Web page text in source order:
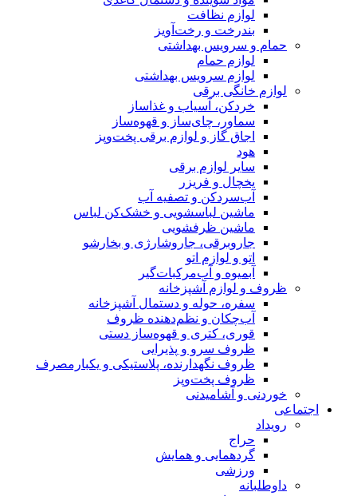
لوازم نظافت
بندرخت و رخت‌آویز
حمام و سرویس بهداشتی
لوازم حمام
لوازم سرویس بهداشتی
لوازم خانگی برقی
خردکن، آسیاب و غذاساز
سماور، چای‌ساز و قهوه‌ساز
اجاق گاز و لوازم برقی پخت‌وپز
هود
سایر لوازم برقی
یخچال و فریزر
آب‌سردکن و تصفیه آب
ماشین لباسشویی و خشک‌کن لباس
ماشین ظرفشویی
جاروبرقی، جاروشارژی و بخارشو
اتو و لوازم اتو
آبمیوه و آب‌مرکبات‌گیر
ظروف و لوازم آشپزخانه
سفره، حوله و دستمال آشپزخانه
آب‌چکان و نظم‌دهنده ظروف
قوری، کتری و قهوه‌ساز دستی
ظروف سرو و پذیرایی
ظروف نگهدارنده، پلاستیکی و یکبارمصرف
ظروف پخت‌وپز
خوردنی و آشامیدنی
اجتماعی
رویداد
حراج
گردهمایی و همایش
ورزشی
داوطلبانه